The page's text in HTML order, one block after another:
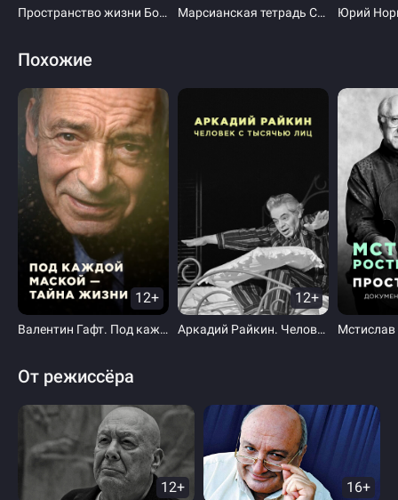
Пространство жизни Бориса Эйфмана Марсианская тетрадь Сергея Королева
Похожие
12+
Валентин Гафт. Под каждой маской — тайна жизни
12+
Аркадий Райкин. Человек с тысячью лиц
От режиссёра
12+ 16+